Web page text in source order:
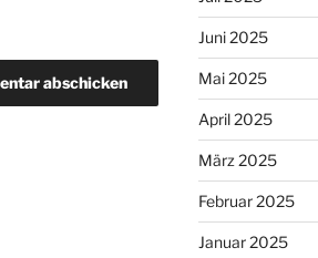
Juni 2025
Mai 2025
April 2025
März 2025
Februar 2025
Januar 2025